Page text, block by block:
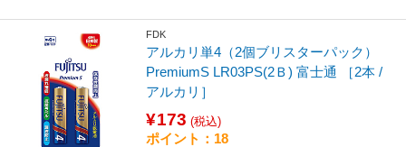
FDK
アルカリ単4（2個ブリスターパック）
PremiumS LR03PS(2Ｂ) 富士通 ［2本 /
アルカリ］
¥173 (税込)
ポイント：18